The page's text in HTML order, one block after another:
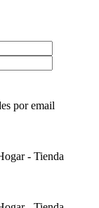
por email